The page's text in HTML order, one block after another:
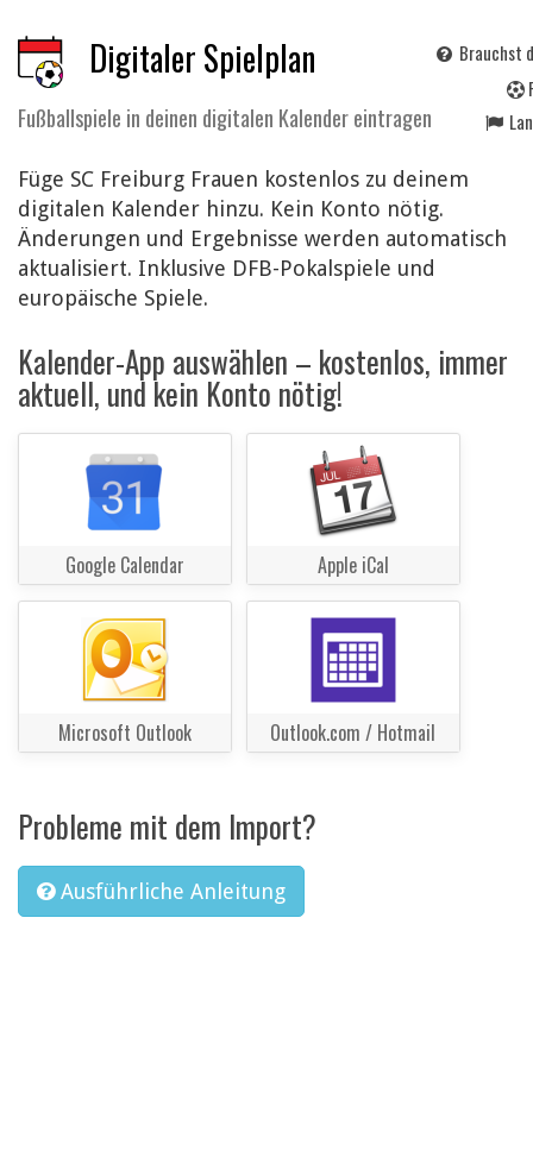
Digitaler Spielplan
Fußballspiele in deinen digitalen Kalender eintragen
Brauchst
Füge SC Freiburg Frauen kostenlos zu deinem
digitalen Kalender hinzu. Kein Konto nötig.
Änderungen und Ergebnisse werden automatisch
aktualisiert. Inklusive DFB-Pokalspiele und
europäische Spiele.
Kalender-App auswählen – kostenlos, immer
aktuell, und kein Konto nötig!
Google Calendar Apple iCal
Microsoft Outlook Outlook.com / Hotmail
Probleme mit dem Import?
Ausführliche Anleitung